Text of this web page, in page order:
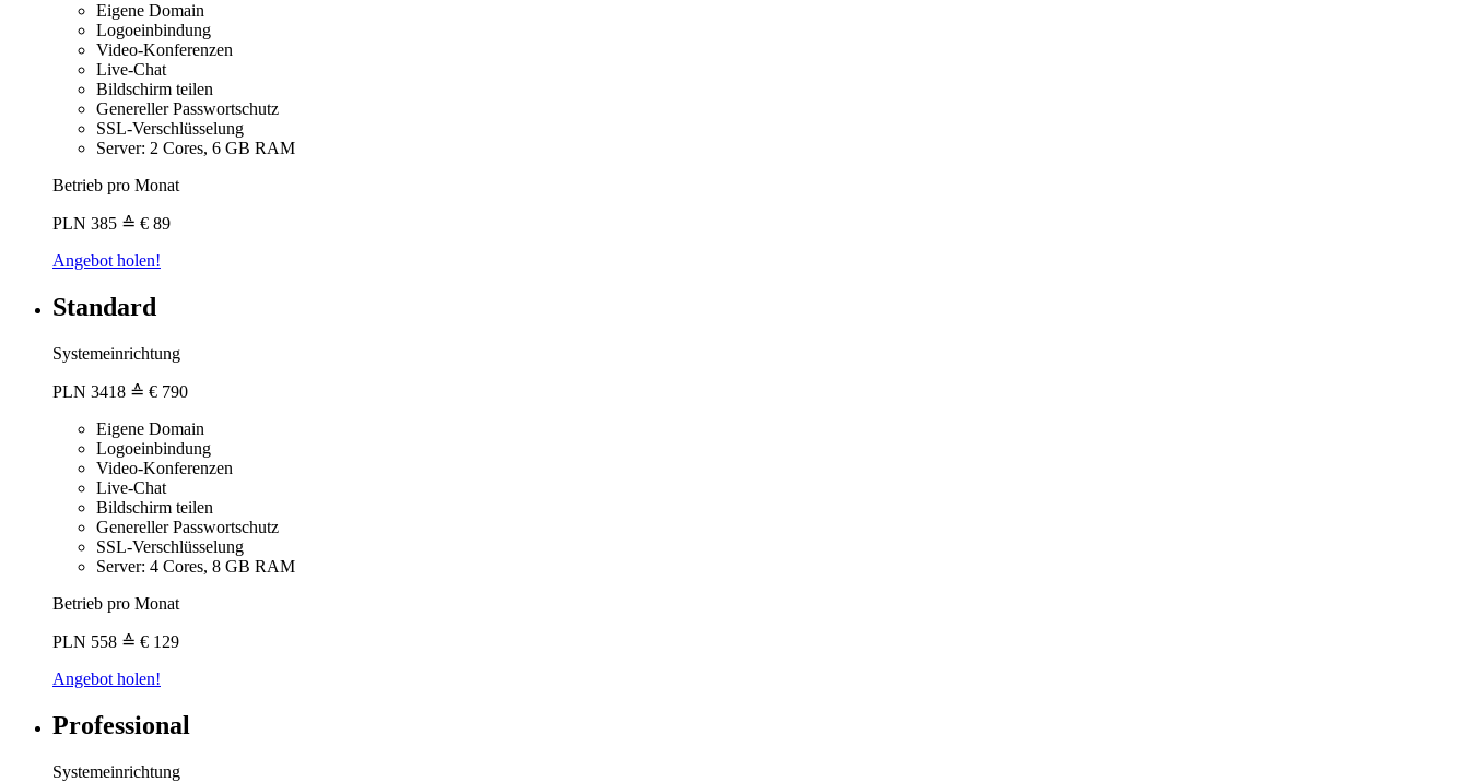
Eigene Domain
Logoeinbindung
Video-Konferenzen
Live-Chat
Bildschirm teilen
Genereller Passwortschutz
SSL-Verschlüsselung
Server: 2 Cores, 6 GB RAM
Betrieb pro Monat
PLN 385 ≙ € 89
Angebot holen!
Standard
Systemeinrichtung
PLN 3418 ≙ € 790
Eigene Domain
Logoeinbindung
Video-Konferenzen
Live-Chat
Bildschirm teilen
Genereller Passwortschutz
SSL-Verschlüsselung
Server: 4 Cores, 8 GB RAM
Betrieb pro Monat
PLN 558 ≙ € 129
Angebot holen!
Professional
Systemeinrichtung